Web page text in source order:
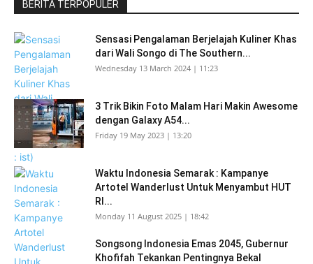
BERITA TERPOPULER
Sensasi Pengalaman Berjelajah Kuliner Khas
dari Wali Songo di The Southern...
Wednesday 13 March 2024 | 11:23
3 Trik Bikin Foto Malam Hari Makin Awesome
dengan Galaxy A54...
Friday 19 May 2023 | 13:20
Waktu Indonesia Semarak : Kampanye
Artotel Wanderlust Untuk Menyambut HUT
RI...
Monday 11 August 2025 | 18:42
Songsong Indonesia Emas 2045, Gubernur
Khofifah Tekankan Pentingnya Bekal